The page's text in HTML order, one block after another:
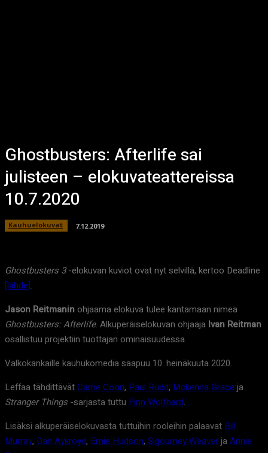
Ghostbusters: Afterlife sai
julisteen – elokuvateattereissa
10.7.2020
Kauhuelokuvat 7.12.2019
Ghostbusters 3-elokuvan kuviot ovat nyt selvillä, kertoo Deadline
[lähde].
Jason Reitmaninohjaama elokuva tulee kantamaan nimeä
Ghostbusters: Afterlife. Alkuperäiselokuvan ohjaaja Ivan Reitman
osallistuu projektiin tuottajan ominaisuudessa.
Valkokankaille kauhukomedia saapuu 10. heinäkuuta 2020.
Leffaa tähdittävätCarrie Coon, Paul Rudd, Mckenna Grace ja
Stranger Things-sarjasta tuttu Finn Wolfhard.
Lisäksi alkuperäiselokuvasta tuttuihin rooleihin palaavat Bill
Murray, Dan Aykroyd, Ernie Hudson, Sigourney Weaverja Annie